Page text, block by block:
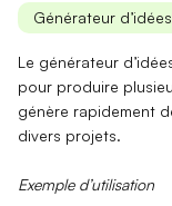
Générateur
Le générateur
pour produire
génère rapidement
divers projets.
Exemple d’utilisation